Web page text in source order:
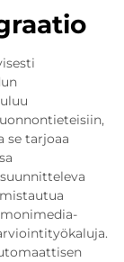
se tarjoaa